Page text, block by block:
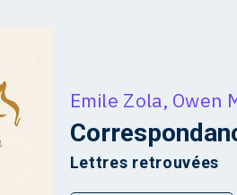
Emile Zola, Owen
Lettres retrouvées